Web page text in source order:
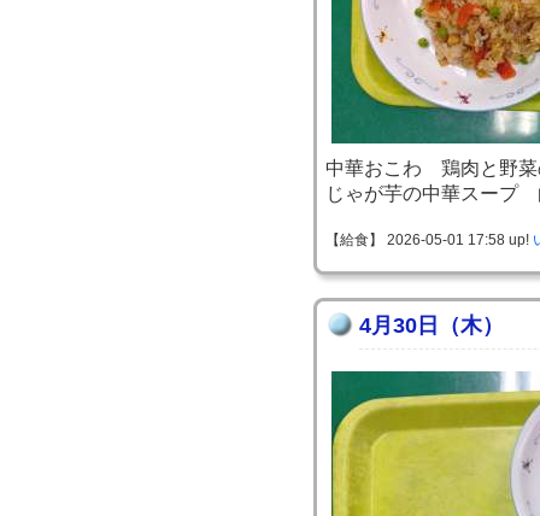
中華おこわ 鶏肉と野菜
じゃが芋の中華スープ
【給食】 2026-05-01 17:58 up!
4月30日（木）